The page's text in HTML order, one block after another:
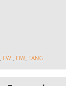
, FWI, FIW, FANG